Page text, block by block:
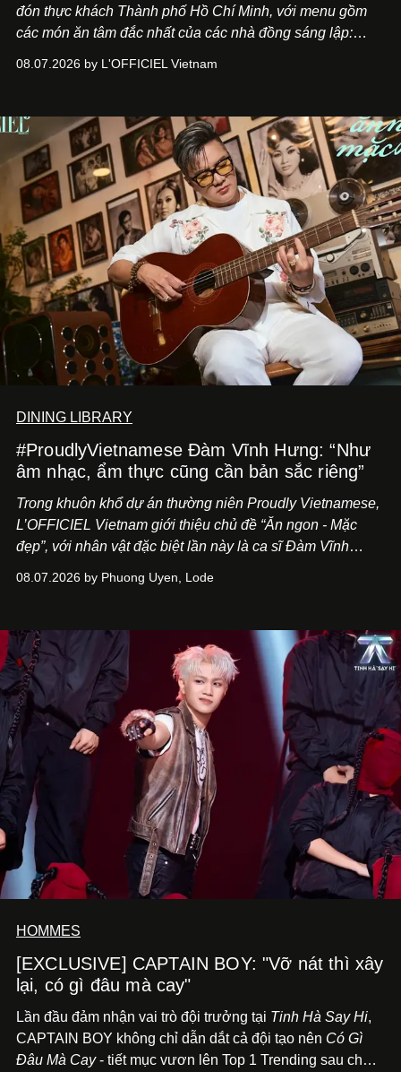
đón thực khách Thành phố Hồ Chí Minh, với menu gồm
các món ăn tâm đắc nhất của các nhà đồng sáng lập:
món ăn đa dạng từ Á đến Âu nhanh chóng được yêu thích
mang đến niềm vui cho thực khách.
08.07.2026 by L'OFFICIEL Vietnam
DINING LIBRARY
#ProudlyVietnamese Đàm Vĩnh Hưng: “Như
âm nhạc, ẩm thực cũng cần bản sắc riêng”
Trong khuôn khổ dự án thường niên Proudly Vietnamese,
L’OFFICIEL Vietnam giới thiệu chủ đề “Ăn ngon - Mặc
đẹp”, với nhân vật đặc biệt lần này là ca sĩ Đàm Vĩnh
Cà Phê Cà Pháo mang dấu ấn Indochine hoài niệm, thu
08.07.2026 by Phuong Uyen, Lode
HOMMES
[EXCLUSIVE] CAPTAIN BOY: "Vỡ nát thì xây
lại, có gì đâu mà cay"
Lần đầu đảm nhận vai trò đội trưởng tại Tinh Hà Say Hi,
CAPTAIN BOY không chỉ dẫn dắt cả đội tạo nên Có Gì
Đâu Mà Cay- tiết mục vươn lên Top 1 Trending sau chưa